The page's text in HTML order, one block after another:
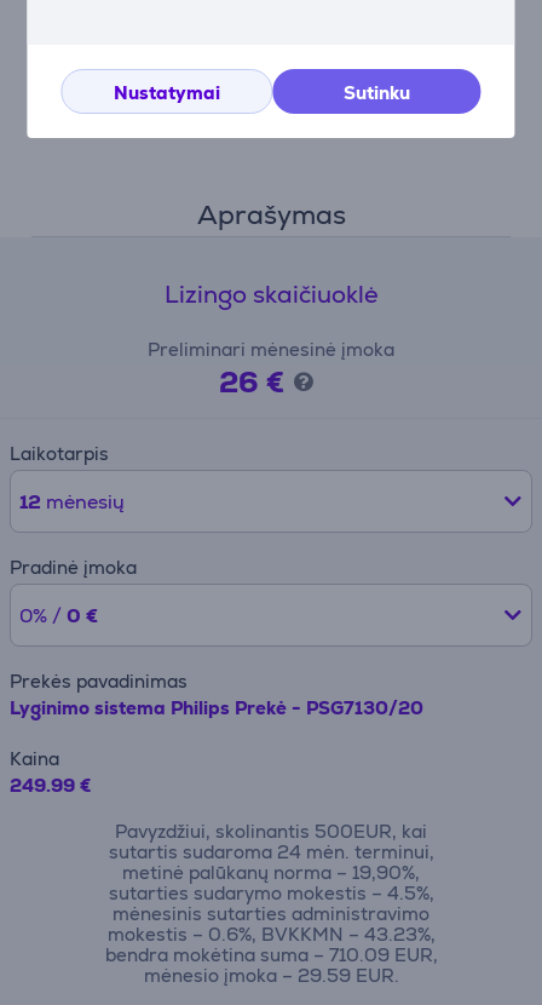
Nustatymai Sutinku
Nustatymai
Aprašymas
Lizingo skaičiuoklė
Preliminari mėnesinė įmoka
26 €
Laikotarpis
12 mėnesių
Pradinė įmoka
0% / 0 €
Prekės pavadinimas
Lyginimo sistema Philips Prekė - PSG7130/20
Kaina
249.99 €
Pavyzdžiui, skolinantis 500EUR, kai
sutartis sudaroma 24 mėn. terminui,
metinė palūkanų norma – 19,90%,
sutarties sudarymo mokestis – 4.5%,
mėnesinis sutarties administravimo
mokestis – 0.6%, BVKKMN – 43.23%,
bendra mokėtina suma – 710.09 EUR,
mėnesio įmoka – 29.59 EUR.